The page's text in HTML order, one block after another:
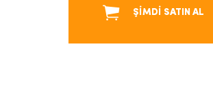
ŞİMDİ SATIN AL